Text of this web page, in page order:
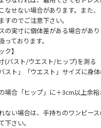
なせない場合があります。また
すのでご注意下さい。
の実寸に個体差がある場合があ
ております。
ク】
(バスト/ウエスト/ヒップ)を測る
スト」「ウエスト」サイズに身
場合「ヒップ」に＋3cm以上余裕
い場合は、手持ちのワンピース
さい。